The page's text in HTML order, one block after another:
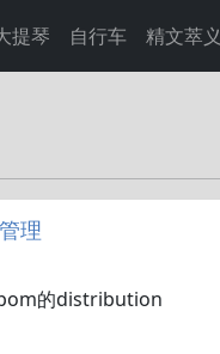
提琴 自行车 精文萃义
理
的distribution